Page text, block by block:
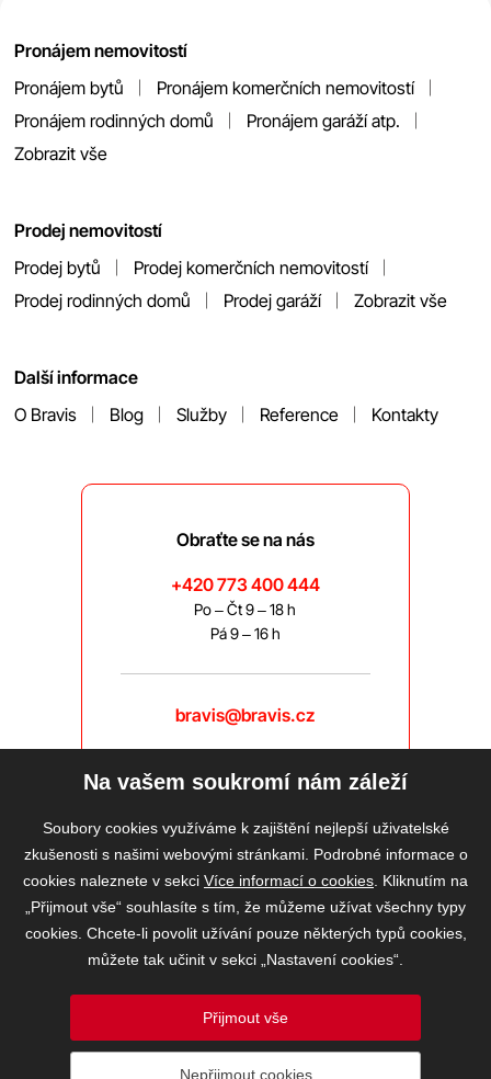
Pronájem nemovitostí
Pronájem bytů
Pronájem komerčních nemovitostí
Pronájem rodinných domů
Pronájem garáží atp.
Zobrazit vše
Prodej nemovitostí
Prodej bytů
Prodej komerčních nemovitostí
Prodej rodinných domů
Prodej garáží Zobrazit vše
Další informace
O Bravis
Blog Služby Reference Kontakty
Obraťte se na nás
+420 773 400 444
Po – Čt 9 – 18 h
Pá 9 – 16 h
bravis@bravis.cz
Na vašem soukromí nám záleží
Soubory cookies využíváme k zajištění nejlepší uživatelské
zkušenosti s našimi webovými stránkami. Podrobné informace o
cookies naleznete v sekci Více informací o cookies . Kliknutím na
„Přijmout vše“ souhlasíte s tím, že můžeme užívat všechny typy
cookies. Chcete-li povolit užívání pouze některých typů cookies,
můžete tak učinit v sekci „Nastavení cookies“.
Přijmout vše
Nepřijmout cookies